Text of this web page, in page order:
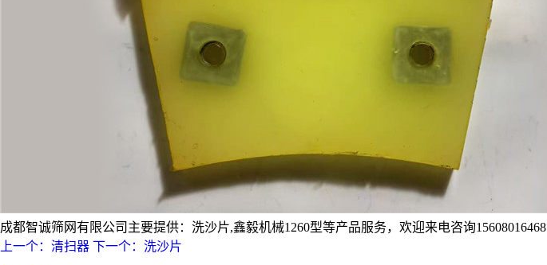
成都智诚筛网有限公司主要提供：洗沙片,鑫毅机械1260型等产品服务，欢迎来电咨询15608016468
上一个：清扫器 下一个：洗沙片